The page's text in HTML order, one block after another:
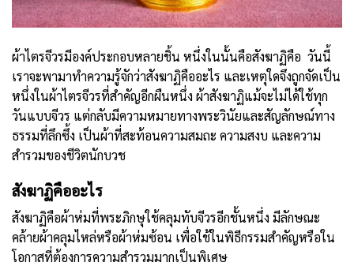
ผ้าไตรจีวรมีองค์ประกอบหลายชิ้น หนึ่งในนั้นคือสังฆาฏิคือ วันนี้
เราจะพามาทำความรู้จักว่าสังฆาฏิคืออะไร และเหตุใดจึงถูกจัดเป็น
หนึ่งในผ้าไตรจีวรที่สำคัญอีกผืนหนึ่ง ผ้าสังฆาฏิแม้จะไม่ได้ใช้ทุก
วันแบบจีวร แต่กลับมีความหมายทางพระวินัยและสัญลักษณ์ทาง
ธรรมที่ลึกซึ้ง เป็นผ้าที่สะท้อนความสมถะ ความสงบ และความ
สำรวมของชีวิตนักบวช
สังฆาฏิคืออะไร
สังฆาฏิคือผ้าห่มที่พระภิกษุใช้คลุมทับจีวรอีกชั้นหนึ่ง มีลักษณะ
คล้ายผ้าคลุมไหล่หรือผ้าห่มซ้อน เพื่อใช้ในพิธีกรรมสำคัญหรือใน
โอกาสที่ต้องการความสำรวมมากเป็นพิเศษ